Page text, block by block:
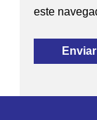
este